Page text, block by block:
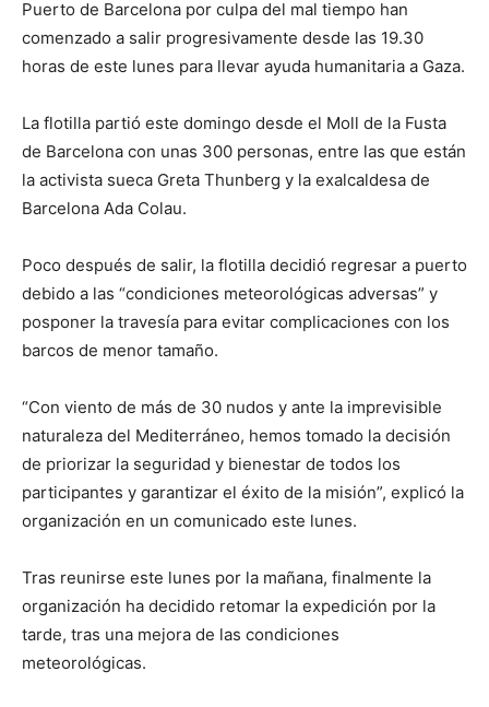
Puerto de Barcelona por culpa del mal tiempo han
comenzado a salir progresivamente desde las 19.30
horas de este lunes para llevar ayuda humanitaria a Gaza.
La flotilla partió este domingo desde el Moll de la Fusta
de Barcelona con unas 300 personas, entre las que están
la activista sueca Greta Thunberg y la exalcaldesa de
Barcelona Ada Colau.
Poco después de salir, la flotilla decidió regresar a puerto
debido a las “condiciones meteorológicas adversas” y
posponer la travesía para evitar complicaciones con los
barcos de menor tamaño.
“Con viento de más de 30 nudos y ante la imprevisible
naturaleza del Mediterráneo, hemos tomado la decisión
de priorizar la seguridad y bienestar de todos los
participantes y garantizar el éxito de la misión”, explicó la
organización en un comunicado este lunes.
Tras reunirse este lunes por la mañana, finalmente la
organización ha decidido retomar la expedición por la
tarde, tras una mejora de las condiciones
meteorológicas.